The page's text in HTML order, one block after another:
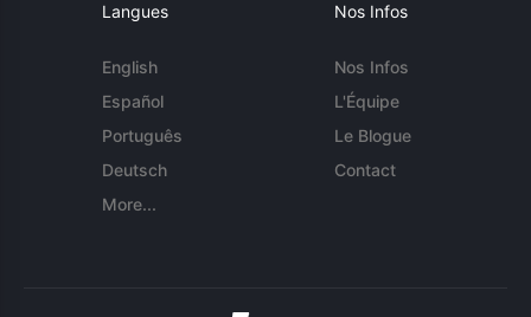
Langues
English
Español
Português
Deutsch
More...
Nos Infos
Nos Infos
L'Équipe
Le Blogue
Contact